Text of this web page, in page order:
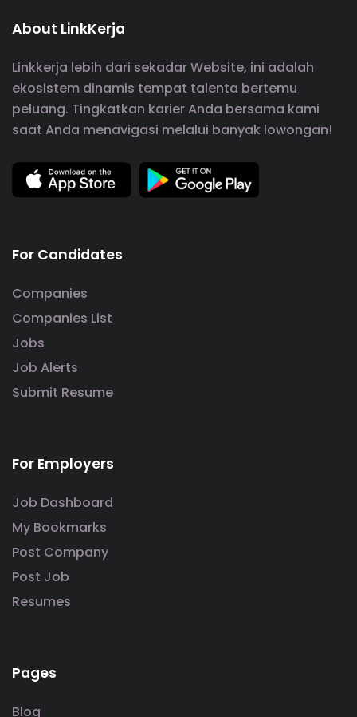
About LinkKerja
Linkkerja lebih dari sekadar Website, ini adalah
ekosistem dinamis tempat talenta bertemu
peluang. Tingkatkan karier Anda bersama kami
saat Anda menavigasi melalui banyak lowongan!
For Candidates
Companies
Companies List
Jobs
Job Alerts
Submit Resume
For Employers
Job Dashboard
My Bookmarks
Post Company
Post Job
Resumes
Pages
Blog